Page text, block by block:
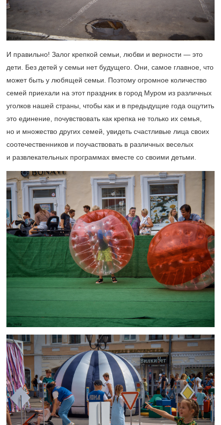
И правильно! Залог крепкой семьи, любви и верности — это
дети. Без детей у семьи нет будущего. Они, самое главное, что
может быть у любящей семьи. Поэтому огромное количество
семей приехали на этот праздник в город Муром из различных
уголков нашей страны, чтобы как и в предыдущие года ощутить
это единение, почувствовать как крепка не только их семья,
но и множество других семей, увидеть счастливые лица своих
соотечественников и поучаствовать в различных веселых
и развлекательных программах вместе со своими детьми.